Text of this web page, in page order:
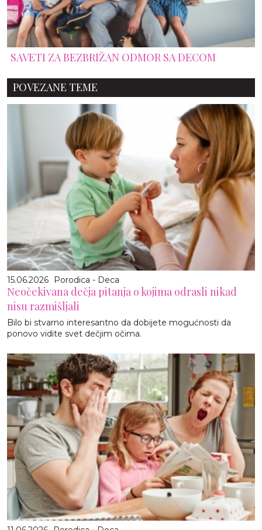
SAVETI ZA BEZBRIŽAN ODMOR SA DECOM
POVEZANE TEME
15.06.2026 Porodica - Deca
Neočekivana dečja pitanja o kojima odrasli nikad
nisu razmišljali
Bilo bi stvarno interesantno da dobijete mogućnosti da
ponovo vidite svet dečjim očima.